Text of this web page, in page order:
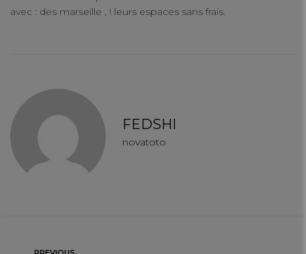
avec : des marseille , ! leurs espaces sans frais.
FEDSHI
novatoto